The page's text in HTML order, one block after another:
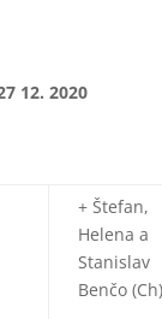
12. 2020
+ Štefan,
Helena a
Stanislav
Benčo (Ch)